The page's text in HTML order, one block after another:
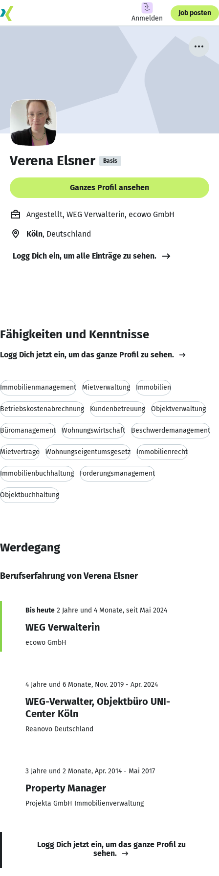
Anmelden
Job posten
Verena Elsner Basis
Ganzes Profil ansehen
Angestellt, WEG Verwalterin, ecowo GmbH
Köln, Deutschland
Logg Dich ein, um alle Einträge zu sehen.
Fähigkeiten und Kenntnisse
Logg Dich jetzt ein, um das ganze Profil zu sehen.
Immobilienmanagement Mietverwaltung Immobilien
Betriebskostenabrechnung Kundenbetreuung Objektverwaltung
Büromanagement Wohnungswirtschaft Beschwerdemanagement
Mietverträge Wohnungseigentumsgesetz Immobilienrecht
Immobilienbuchhaltung Forderungsmanagement
Objektbuchhaltung
Werdegang
Berufserfahrung von Verena Elsner
Bis heute 2 Jahre und 4 Monate, seit Mai 2024
WEG Verwalterin
ecowo GmbH
4 Jahre und 6 Monate, Nov. 2019 - Apr. 2024
WEG-Verwalter, Objektbüro UNI-
Center Köln
Reanovo Deutschland
3 Jahre und 2 Monate, Apr. 2014 - Mai 2017
Property Manager
Projekta GmbH Immobilienverwaltung
Logg Dich jetzt ein, um das ganze Profil zu
sehen.